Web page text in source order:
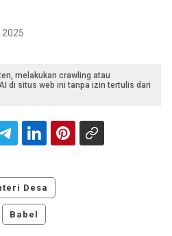
2025
melakukan crawling atau
di situs web ini tanpa izin tertulis dari
Desa
Babel